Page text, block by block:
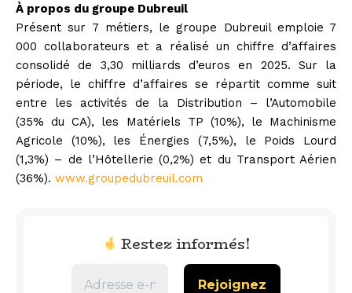
À propos du groupe Dubreuil
Présent sur 7 métiers, le groupe Dubreuil emploie 7
000 collaborateurs et a réalisé un chiffre d’affaires
consolidé de 3,30 milliards d’euros en 2025. Sur la
période, le chiffre d’affaires se répartit comme suit
entre les activités de la Distribution – l’Automobile
(35% du CA), les Matériels TP (10%), le Machinisme
Agricole (10%), les Énergies (7,5%), le Poids Lourd
(1,3%) – de l’Hôtellerie (0,2%) et du Transport Aérien
(36%). www.groupedubreuil.com
Restez informés!